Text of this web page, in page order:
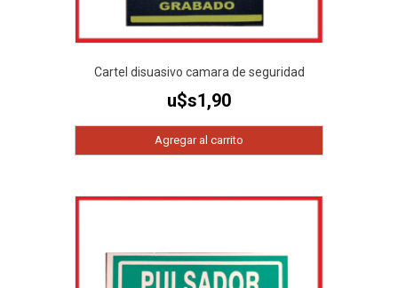
Cartel disuasivo camara de seguridad
u$s1,90
Agregar al carrito